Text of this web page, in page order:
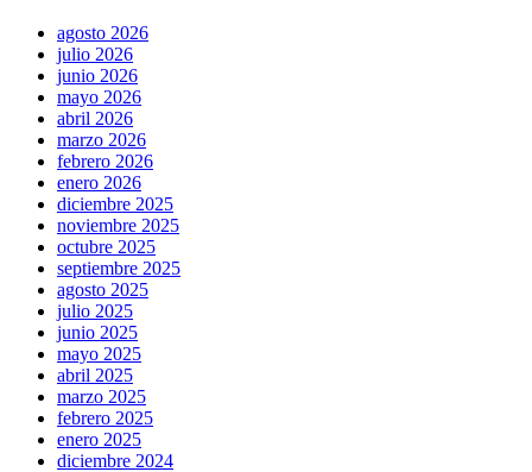
agosto 2026
julio 2026
junio 2026
mayo 2026
abril 2026
marzo 2026
febrero 2026
enero 2026
diciembre 2025
noviembre 2025
octubre 2025
septiembre 2025
agosto 2025
julio 2025
junio 2025
mayo 2025
abril 2025
marzo 2025
febrero 2025
enero 2025
diciembre 2024